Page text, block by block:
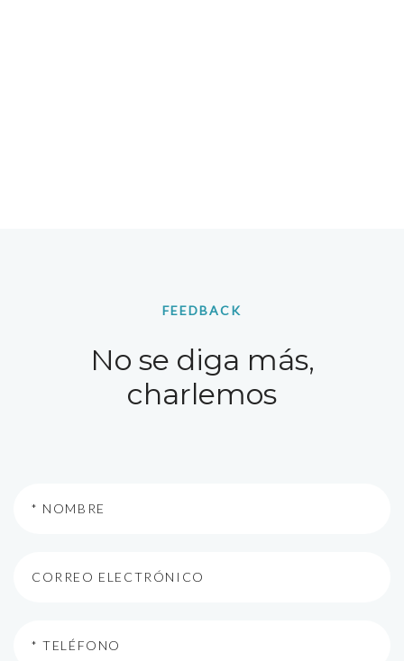
FEEDBACK
No se diga más,
charlemos